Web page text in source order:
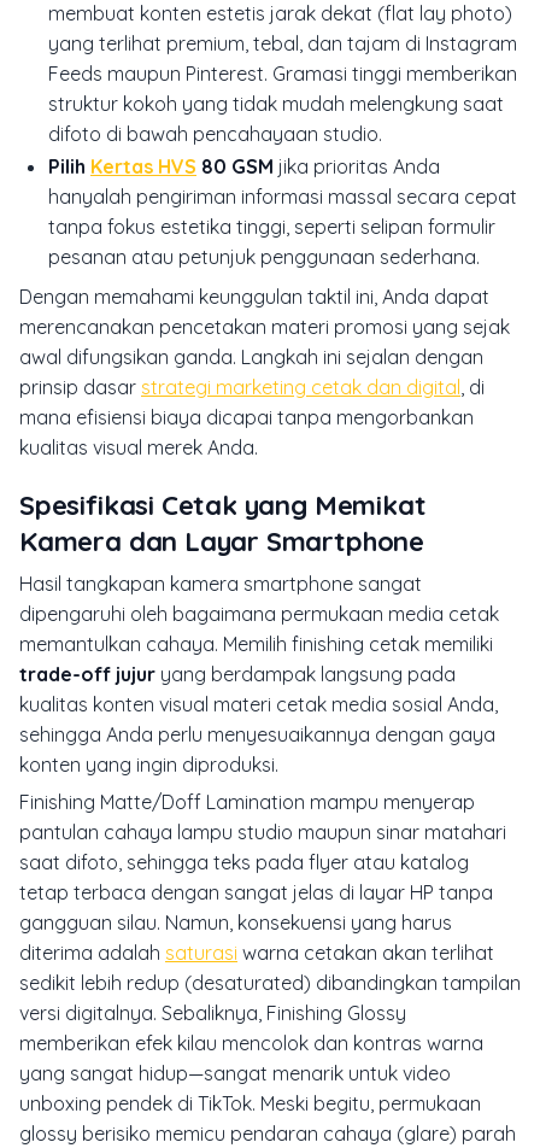
membuat konten estetis jarak dekat (flat lay photo)
yang terlihat premium, tebal, dan tajam di Instagram
Feeds maupun Pinterest. Gramasi tinggi memberikan
struktur kokoh yang tidak mudah melengkung saat
difoto di bawah pencahayaan studio.
Pilih Kertas HVS 80 GSM jika prioritas Anda
hanyalah pengiriman informasi massal secara cepat
tanpa fokus estetika tinggi, seperti selipan formulir
pesanan atau petunjuk penggunaan sederhana.
Dengan memahami keunggulan taktil ini, Anda dapat
merencanakan pencetakan materi promosi yang sejak
awal difungsikan ganda. Langkah ini sejalan dengan
prinsip dasar strategi marketing cetak dan digital , di
mana efisiensi biaya dicapai tanpa mengorbankan
kualitas visual merek Anda.
Spesifikasi Cetak yang Memikat
Kamera dan Layar Smartphone
Hasil tangkapan kamera smartphone sangat
dipengaruhi oleh bagaimana permukaan media cetak
memantulkan cahaya. Memilih finishing cetak memiliki
trade-off jujur yang berdampak langsung pada
kualitas konten visual materi cetak media sosial Anda,
sehingga Anda perlu menyesuaikannya dengan gaya
konten yang ingin diproduksi.
Finishing Matte/Doff Lamination mampu menyerap
pantulan cahaya lampu studio maupun sinar matahari
saat difoto, sehingga teks pada flyer atau katalog
tetap terbaca dengan sangat jelas di layar HP tanpa
gangguan silau. Namun, konsekuensi yang harus
diterima adalah saturasi warna cetakan akan terlihat
sedikit lebih redup (desaturated) dibandingkan tampilan
versi digitalnya. Sebaliknya, Finishing Glossy
memberikan efek kilau mencolok dan kontras warna
yang sangat hidup—sangat menarik untuk video
unboxing pendek di TikTok. Meski begitu, permukaan
glossy berisiko memicu pendaran cahaya (glare) parah